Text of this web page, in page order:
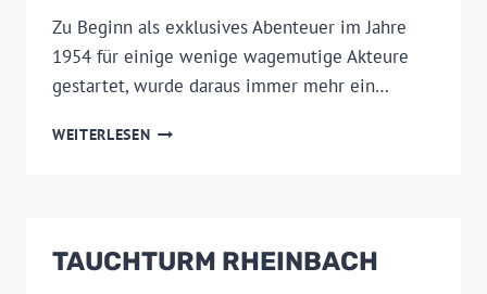
Zu Beginn als exklusives Abenteuer im Jahre
1954 für einige wenige wagemutige Akteure
gestartet, wurde daraus immer mehr ein…
WEITERLESENDER
TAUCHTURM RHEINBACH